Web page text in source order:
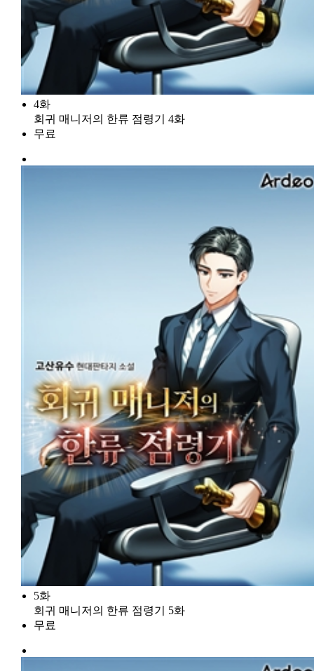
4화
회귀 매니저의 한류 점령기 4화
무료
5화
회귀 매니저의 한류 점령기 5화
무료